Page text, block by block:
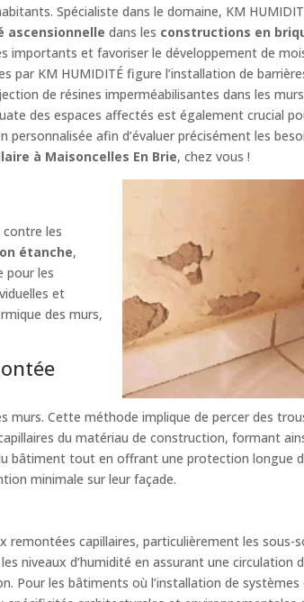
Spécialiste dans le domaine, KM
ascensionnelle dans les constructions en
importants et favoriser le développement de
par KM HUMIDITÉ figure l’installation de
de résines imperméabilisantes dans les
des espaces affectés est également crucial
afin d’évaluer précisément les
à Maisoncelles En Brie, chez vous !
les
étanche,
pour les
et
des murs,
murs. Cette méthode implique de percer des
du matériau de construction, formant
bâtiment tout en offrant une protection longue
minimale sur leur façade.
remontées capillaires, particulièrement les sous-
niveaux d’humidité en assurant une circulation
Pour les bâtiments où l’installation de